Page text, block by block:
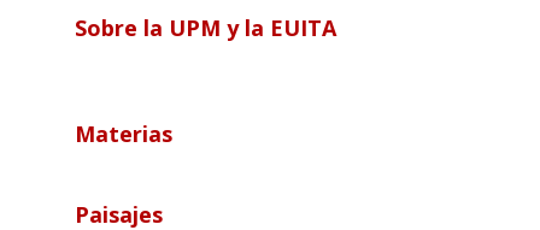
Sobre la UPM y la EUITA
Materias
Paisajes